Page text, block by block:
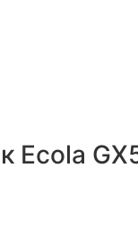
Ecola